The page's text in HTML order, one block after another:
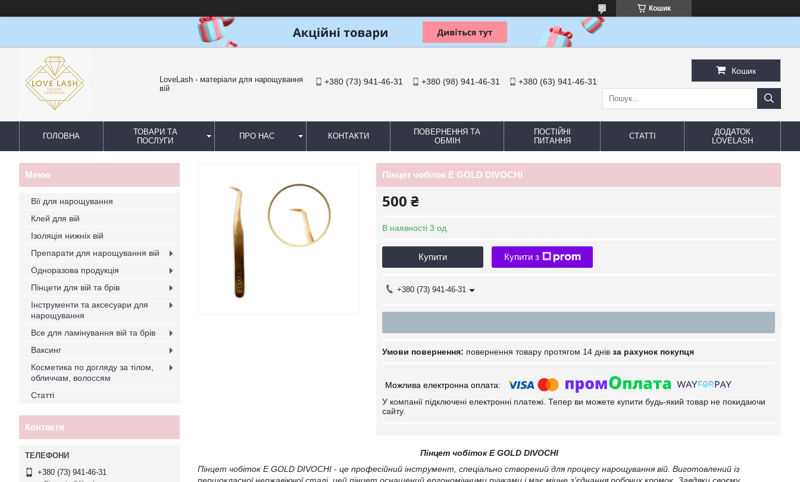
Кошик
LoveLash - матеріали для нарощування
вій
+380 (73) 941-46-31 +380 (98) 941-46-31 +380 (63) 941-46-31
Кошик
ГОЛОВНА
ТОВАРИ ТА
ПОСЛУГИ
ПРО НАС КОНТАКТИ
ПОВЕРНЕННЯ ТА
ОБМІН
ПОСТІЙНІ
ПИТАННЯ
СТАТТІ
ДОДАТОК
LOVELASH
Пінцет чобіток E GOLD DIVOCHI
500 ₴
В наявності 3 од.
Купити Купити з
+380 (73) 941-46-31
повернення товару протягом 14 днів за рахунок покупця
У компанії підключені електронні платежі. Тепер ви можете купити будь-який товар не покидаючи
сайту.
Пінцет чобітокE GOLD DIVOCHI
Пінцет чобіток E GOLD DIVOCHI - це професійний інструмент, спеціально створений для процесу нарощування вій. Виготовлений із
Вії для нарощування
Клей для вій
Ізоляція нижніх вій
Препарати для нарощування вій
Одноразова продукція
Пінцети для вій та брів
Інструменти та аксесуари для
нарощування
Все для ламінування вій та брів
Ваксинг
Косметика по догляду за тілом,
обличчам, волоссям
Статті
Контакти
+380 (73) 941-46-31